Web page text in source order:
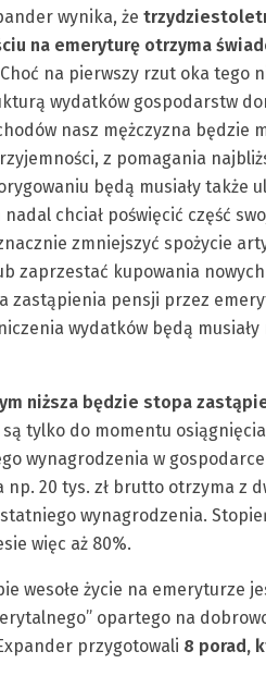
wynika, że
na emeryturę otrzyma
Choć na pierwszy rzut oka tego
wydatków gospodarstw
nasz mężczyzna będzie
z pomagania
będą musiały także
chciał poświęcić część
zmniejszyć spożycie
zaprzestać kupowania
zastąpienia pensji przez
wydatków będą
niższa będzie stopa
tylko do momentu
wynagrodzenia w
20 tys. zł brutto otrzyma z
wynagrodzenia.
więc aż 80%.
wesołe życie na emeryturze
opartego na
przygotowali 8 porad,